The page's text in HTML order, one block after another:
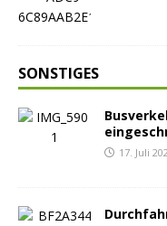
SONSTIGES
17. Juli